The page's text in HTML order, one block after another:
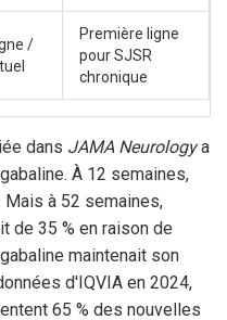
/
Première ligne
pour SJSR
chronique
dans JAMA Neurologya
À 12 semaines,
à 52 semaines,
de 35 % en raison de
maintenait son
d'IQVIA en 2024,
65 % des nouvelles